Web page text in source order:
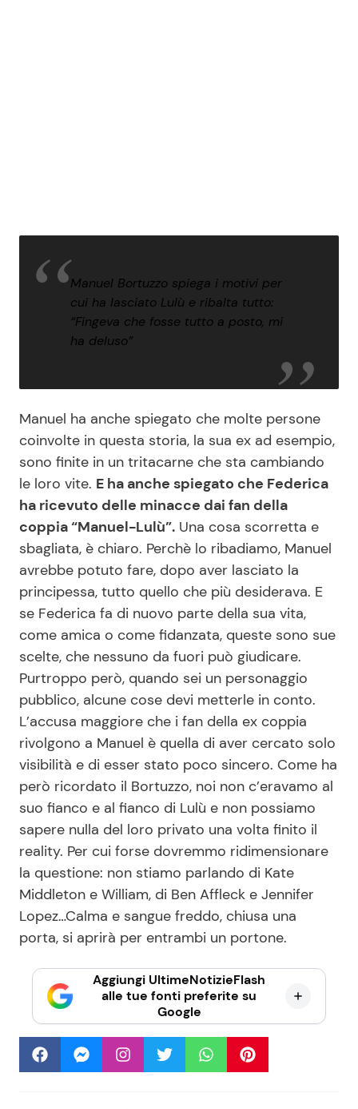
Manuel Bortuzzo spiega i motivi per
cui ha lasciato Lulù e ribalta tutto:
“Fingeva che fosse tutto a posto, mi
ha deluso”
Manuel ha anche spiegato che molte persone
coinvolte in questa storia, la sua ex ad esempio,
sono finite in un tritacarne che sta cambiando
le loro vite. E ha anche spiegato che Federica
ha ricevuto delle minacce dai fan della
coppia “Manuel-Lulù”. Una cosa scorretta e
sbagliata, è chiaro. Perchè lo ribadiamo, Manuel
avrebbe potuto fare, dopo aver lasciato la
principessa, tutto quello che più desiderava. E
se Federica fa di nuovo parte della sua vita,
come amica o come fidanzata, queste sono sue
scelte, che nessuno da fuori può giudicare.
Purtroppo però, quando sei un personaggio
pubblico, alcune cose devi metterle in conto.
L’accusa maggiore che i fan della ex coppia
rivolgono a Manuel è quella di aver cercato solo
visibilità e di esser stato poco sincero. Come ha
però ricordato il Bortuzzo, noi non c’eravamo al
suo fianco e al fianco di Lulù e non possiamo
sapere nulla del loro privato una volta finito il
reality. Per cui forse dovremmo ridimensionare
la questione: non stiamo parlando di Kate
Middleton e William, di Ben Affleck e Jennifer
Lopez…Calma e sangue freddo, chiusa una
porta, si aprirà per entrambi un portone.
Aggiungi UltimeNotizieFlash
alle tue fonti preferite su
Google